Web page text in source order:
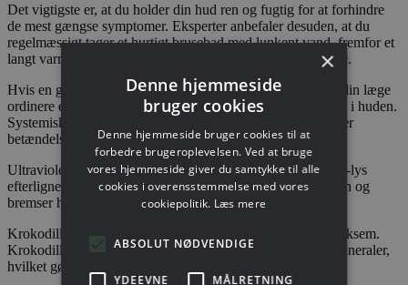
Det vigtigste er, at du holder din hud ren og fugtig for at forhindre
de mest gængse symptomer. Eksperter anbefaler desuden, at du
regelmæssigt tager et hurtigt brusebad med lunkent vand, fremfor et
langt varmt bad og derefter påfører en god fugtighedscreme.
Hvis en god creme ikke er nok til at berolige din hud, kan din læge
ordinere en salve med steroider for at reducere betændelsen i huden.
Systemisk medicin kan også være en løsning, der bekæmper
betændelse i hele kroppen.
Ultraviolet B-terapi er også en behandlingsmulighed. UVB-lys
efterligner sollys, hvilket tilskynder produktion af D-vitamin og
bremser hudens inflammatoriske respons.
Krokodilleolie er ligeledes kendt for at være effektiv mod eksem.
Krokodilleolie indeholder en række vigtige vitaminer og mineraler,
hvilket gør den yderst effektiv.
×
Denne hjemmeside
bruger cookies
Denne hjemmeside bruger cookies til at
forbedre brugeroplevelsen. Ved at bruge
vores hjemmeside giver du samtykke til alle
cookies i overensstemmelse med vores
cookiepolitik. Læs mere
ABSOLUT NØDVENDIGE
YDEEVNE MÅLRETNING